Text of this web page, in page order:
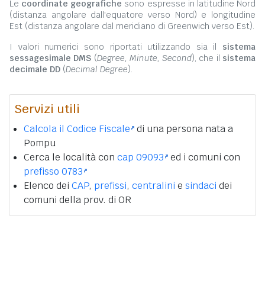
Le coordinate geografiche sono espresse in latitudine Nord
(distanza angolare dall'equatore verso Nord) e longitudine
Est (distanza angolare dal meridiano di Greenwich verso Est).
I valori numerici sono riportati utilizzando sia il sistema
sessagesimale DMS (Degree, Minute, Second), che il sistema
decimale DD (Decimal Degree).
Servizi utili
Calcola il Codice Fiscale di una persona nata a
Pompu
Cerca le località con cap 09093 ed i comuni con
prefisso 0783
Elenco dei CAP, prefissi, centralini e sindaci dei
comuni della prov. di OR